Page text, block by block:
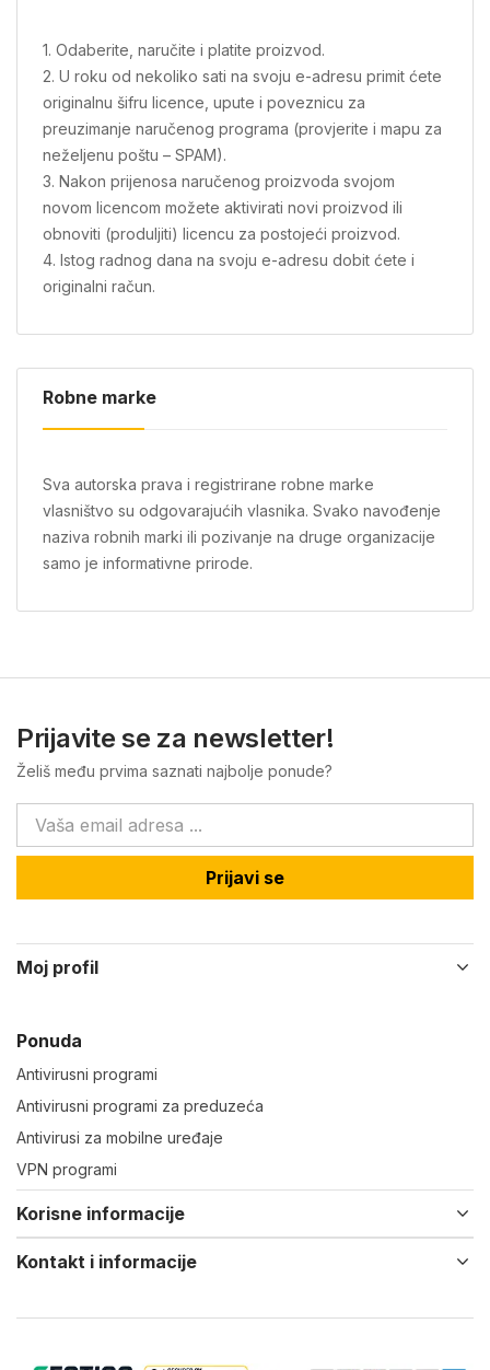
1. Odaberite, naručite i platite proizvod.
2. U roku od nekoliko sati na svoju e-adresu primit ćete
originalnu šifru licence, upute i poveznicu za
preuzimanje naručenog programa (provjerite i mapu za
neželjenu poštu – SPAM).
3. Nakon prijenosa naručenog proizvoda svojom
novom licencom možete aktivirati novi proizvod ili
obnoviti (produljiti) licencu za postojeći proizvod.
4. Istog radnog dana na svoju e-adresu dobit ćete i
originalni račun.
Robne marke
Sva autorska prava i registrirane robne marke
vlasništvo su odgovarajućih vlasnika. Svako navođenje
naziva robnih marki ili pozivanje na druge organizacije
samo je informativne prirode.
Prijavite se za newsletter!
Želiš među prvima saznati najbolje ponude?
Prijavi se
Moj profil
Ponuda
Antivirusni programi
Antivirusni programi za preduzeća
Antivirusi za mobilne uređaje
VPN programi
Korisne informacije
Kontakt i informacije